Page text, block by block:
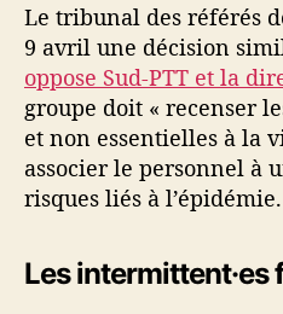
Le tribunal des référés
9 avril une décision
oppose Sud-PTT et la
groupe doit « recenser
et non essentielles à la
associer le personnel à
risques liés à l’épidémie.
Les intermittent·es